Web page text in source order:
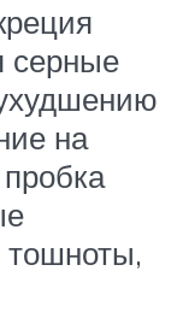
серные
на